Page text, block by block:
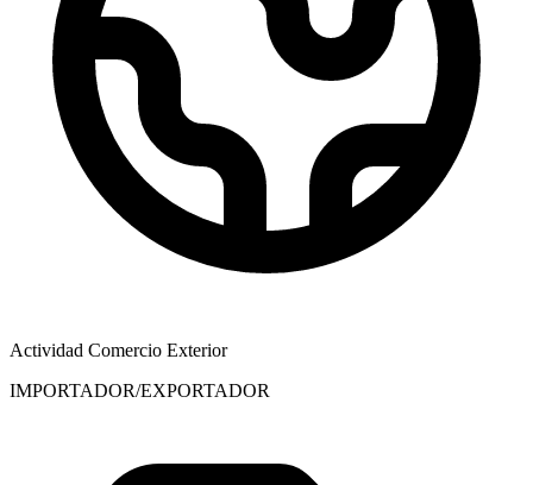
Actividad Comercio Exterior
IMPORTADOR/EXPORTADOR